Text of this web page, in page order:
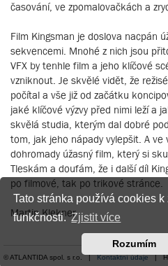
Tato stránka používá cookies
funkčnosti.Zjistit více
Rozumím
časování, ve zpomalovačkách a
Film Kingsman je doslova nacpán
sekvencemi. Mnohé z nich jsou
VFX by tenhle film a jeho klíčové
vzniknout. Je skvělé vidět, že
počítal a vše již od začátku
jaké klíčové výzvy před nimi leží a
skvělá studia, kterým dal dobré
tom, jak jeho nápady vylepšit. A ve
dohromady úžasný film, který si
Tleskám a doufám, že i další díl
po filmové, tak po trikové stránce.
Martin Klekner
© ATLANTIDA spol. s r.o. |Kontaktní údaje|